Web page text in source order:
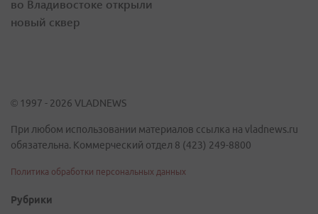
во Владивостоке открыли
новый сквер
© 1997 - 2026 VLADNEWS
При любом использовании материалов ссылка на vladnews.ru
обязательна. Коммерческий отдел 8 (423) 249-8800
Политика обработки персональных данных
Рубрики